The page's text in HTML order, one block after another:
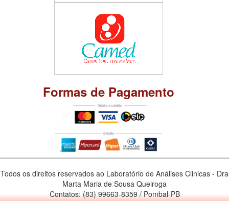
Formas de Pagamento
Todos os direitos reservados ao Laboratório de Análises Clinicas - Dra
Marta Maria de Sousa Queiroga
Contatos: (83) 99663-8359 / Pombal-PB